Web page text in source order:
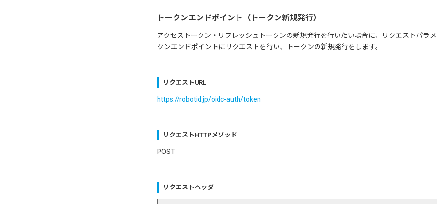
トークンエンドポイント（トークン新規発行）
アクセストークン・リフレッシュトークンの新規発行を行いたい場合に、リクエストパラ
クンエンドポイントにリクエストを行い、トークンの新規発行をします。
リクエストURL
https://robotid.jp/oidc-auth/token
リクエストHTTPメソッド
POST
リクエストヘッダ